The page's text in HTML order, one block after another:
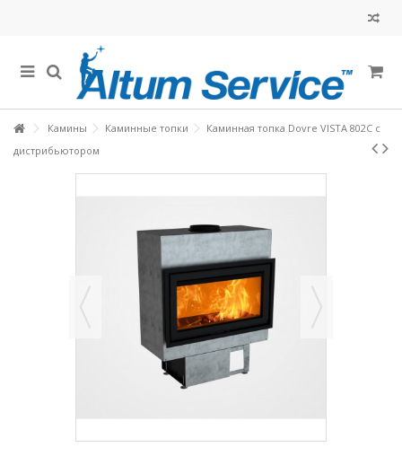
Камины Каминные топки
Каминная топка Dovre VISTA 802C с
дистрибьютором